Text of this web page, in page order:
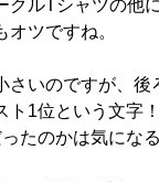
クルTシャツの他
オツですね。
さいのですが、後
ト1位という文字！
たのかは気にな